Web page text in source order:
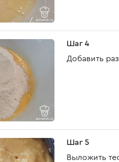
Шаг 4
Добавить
Шаг 5
Выложить